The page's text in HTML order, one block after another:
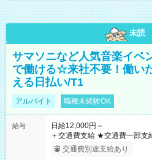
未読
サマソニなど人気音楽イベ
で働ける☆来社不要！働い
える日払い/T1
アルバイト 職種未経験OK
給与
日給12,000円～
＋交通費支給 ★交通費一部支給 ┗1日500円を超えた分は全額支
給！ ※往復500円以内の方は自己負担
（規定あり） ┗働いたその日
交通費別途支給あり